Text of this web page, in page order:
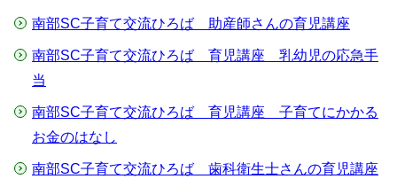
南部SC子育て交流ひろば 助産師さんの育児講座
南部SC子育て交流ひろば 育児講座 乳幼児の応急手
当
南部SC子育て交流ひろば 育児講座 子育てにかかる
お金のはなし
南部SC子育て交流ひろば 歯科衛生士さんの育児講座